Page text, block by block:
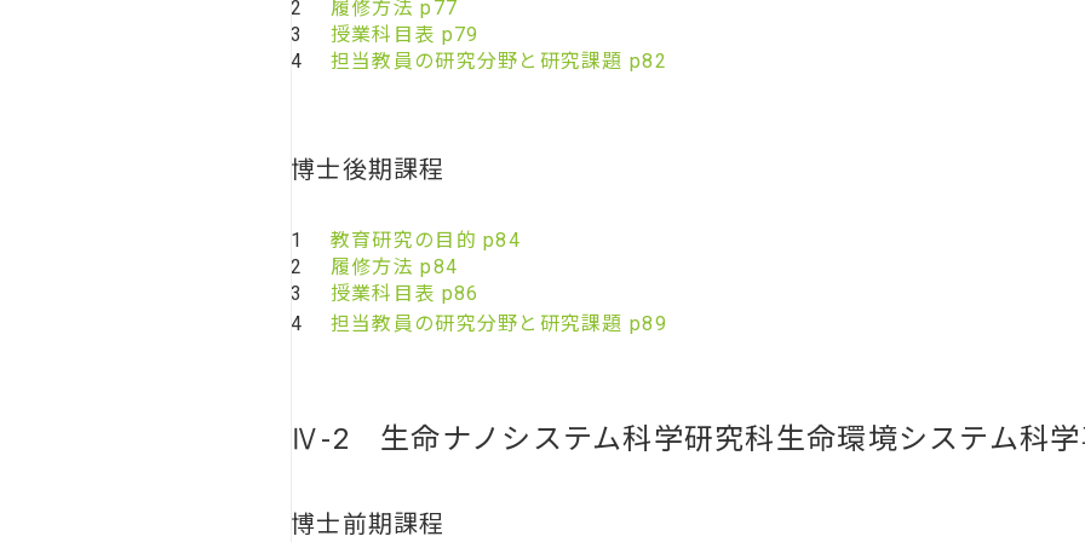
2 履修方法 p77
3 授業科目表 p79
4 担当教員の研究分野と研究課題 p82
博士後期課程
1 教育研究の目的 p84
2 履修方法 p84
3 授業科目表 p86
4 担当教員の研究分野と研究課題 p89
Ⅳ-2 生命ナノシステム科学研究科生命環境システム科
博士前期課程